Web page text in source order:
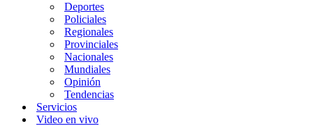
Deportes
Policiales
Regionales
Provinciales
Nacionales
Mundiales
Opinión
Tendencias
Servicios
Video en vivo